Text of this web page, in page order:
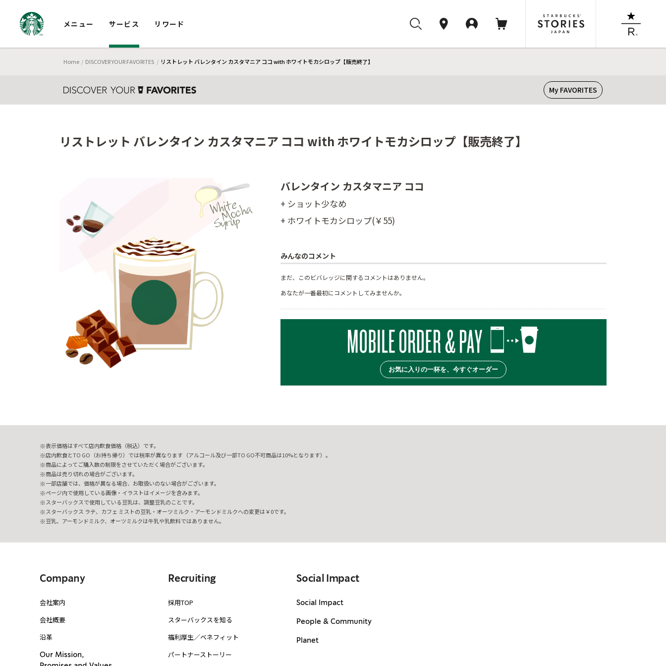
メニュー サービス リワード
Home DISCOVER YOUR FAVORITES リストレット バレンタイン カスタマニア ココ with ホワイトモカシロップ【販売終了】
My FAVORITES
リストレット バレンタイン カスタマニア ココ with ホワイトモカシロップ【販売終了】
バレンタイン カスタマニア ココ
+ ショット少なめ
+ ホワイトモカシロップ(￥55)
みんなのコメント
まだ、このビバレッジに関するコメントはありません。
あなたが一番最初にコメントしてみませんか。
お気に入りの一杯を、今すぐオーダー
表示価格はすべて店内飲食価格（税込）です。
店内飲食とTO GO（お持ち帰り）では税率が異なります（アルコール及び一部TO GO不可商品は10%となります）。
商品によってご購入数の制限をさせていただく場合がございます。
商品は売り切れの場合がございます。
一部店舗では、価格が異なる場合、お取扱いのない場合がございます。
ページ内で使用している画像・イラストはイメージを含みます。
スターバックスで使用している豆乳は、調整豆乳のことです。
スターバックス ラテ、カフェ ミストの豆乳・オーツミルク・アーモンドミルクへの変更は￥0です。
豆乳、アーモンドミルク、オーツミルクは牛乳や乳飲料ではありません。
Company
会社案内
会社概要
沿革
Our Mission,
Recruiting
採用TOP
スターバックスを知る
福利厚生／ベネフィット
パートナーストーリー
Social Impact
Social Impact
People & Community
Planet